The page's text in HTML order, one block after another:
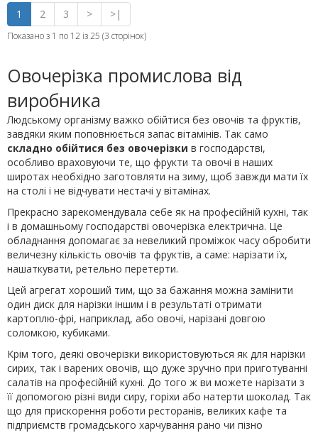
1 2 3 > >|
Показано з 1 по 12 із 25 (3 сторінок)
Овочерізка промислова від
виробника
Людському організму важко обійтися без овочів та фруктів,
завдяки яким поповнюється запас вітамінів. Так само
складно обійтися без овочерізки в господарстві,
особливо враховуючи те, що фрукти та овочі в наших
широтах необхідно заготовляти на зиму, щоб завжди мати їх
на столі і не відчувати нестачі у вітамінах.
Прекрасно зарекомендувала себе як на професійній кухні, так
і в домашньому господарстві овочерізка електрична. Це
обладнання допомагає за невеликий проміжок часу обробити
величезну кількість овочів та фруктів, а саме: нарізати їх,
нашаткувати, ретельно перетерти.
Цей агрегат хороший тим, що за бажання можна замінити
один диск для нарізки іншим і в результаті отримати
картоплю-фрі, наприклад, або овочі, нарізані довгою
соломкою, кубиками.
Крім того, деякі овочерізки використовуються як для нарізки
сирих, так і варених овочів, що дуже зручно при приготуванні
салатів на професійній кухні. До того ж ви можете нарізати з
її допомогою різні види сиру, горіхи або натерти шоколад. Так
що для прискорення роботи ресторанів, великих кафе та
підприємств громадського харчування рано чи пізно